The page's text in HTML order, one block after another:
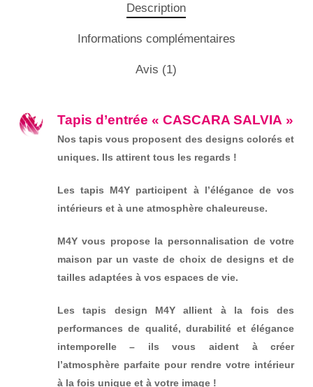
Description
Informations complémentaires
Avis (1)
Tapis d’entrée « CASCARA SALVIA »
Nos tapis vous proposent des designs colorés et
uniques. Ils attirent tous les regards !
Les tapis M4Y participent à l’élégance de vos
intérieurs et à une atmosphère chaleureuse.
M4Y vous propose la personnalisation de votre
maison par un vaste de choix de designs et de
tailles adaptées à vos espaces de vie.
Les tapis design M4Y allient à la fois des
performances de qualité, durabilité et élégance
intemporelle – ils vous aident à créer
l’atmosphère parfaite pour rendre votre intérieur
à la fois unique et à votre image !